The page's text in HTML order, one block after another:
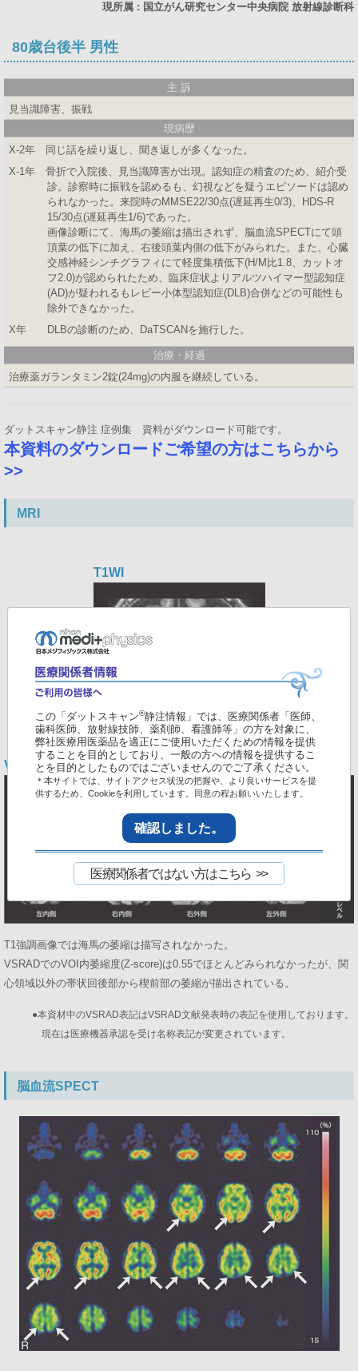
現所属 : 国立がん研究センター中央病院 放射線診断科
80歳台後半 男性
主 訴
見当識障害、振戦
現病歴
X-2年 同じ話を繰り返し、聞き返しが多くなった。
X-1年 骨折で入院後、見当識障害が出現。認知症の精査のため、紹介受
診。診察時に振戦を認めるも、幻視などを疑うエピソードは認め
られなかった。来院時のMMSE22/30点(遅延再生0/3)、HDS-R
15/30点(遅延再生1/6)であった。
画像診断にて、海馬の萎縮は描出されず、脳血流SPECTにて頭
頂葉の低下に加え、右後頭葉内側の低下がみられた。また、心臓
交感神経シンチグラフィにて軽度集積低下(H/M比1.8、カットオ
フ2.0)が認められたため、臨床症状よりアルツハイマー型認知症
(AD)が疑われるもレビー小体型認知症(DLB)合併などの可能性も
除外できなかった。
X年 DLBの診断のため、DaTSCANを施行した。
治療・経過
治療薬ガランタミン2錠(24mg)の内服を継続している。
ダットスキャン静注 症例集 資料がダウンロード可能です。
本資料のダウンロードご希望の方はこちらから
>>
MRI
T1WI
VSRAD
T1強調画像では海馬の萎縮は描写されなかった。
VSRADでのVOI内萎縮度(Z-score)は0.55でほとんどみられなかったが、関
心領域以外の帯状回後部から楔前部の萎縮が描出されている。
●本資材中のVSRAD表記はVSRAD文献発表時の表記を使用しております。
現在は医療機器承認を受け名称表記が変更されています。
脳血流SPECT
この「ダットスキャン®静注情報」では、医療関係者「医師、
歯科医師、放射線技師、薬剤師、看護師等」の方を対象に、
弊社医療用医薬品を適正にご使用いただくための情報を提供
することを目的としており、一般の方への情報を提供するこ
とを目的としたものではございませんのでご了承ください。
＊本サイトでは、サイトアクセス状況の把握や、より良いサービスを提
供するため、Cookieを利用しています。同意の程お願いいたします。
確認しました。
医療関係者ではない方はこちら